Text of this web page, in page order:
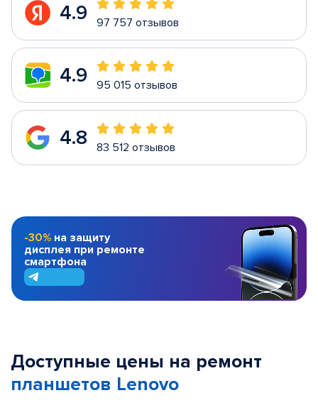
4.9 97 757 отзывов
4.9 95 015 отзывов
4.8 83 512 отзывов
-30% на защиту
дисплея при ремонте
смартфона
Доступные цены на ремонт
планшетов Lenovo